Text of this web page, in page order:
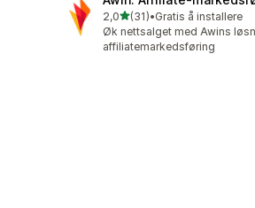
2,0av 5 stjerner
(31)
Totalt 31 omtaler
•Gratis å installere
Øk nettsalget med Awins
affiliatemarkedsføring